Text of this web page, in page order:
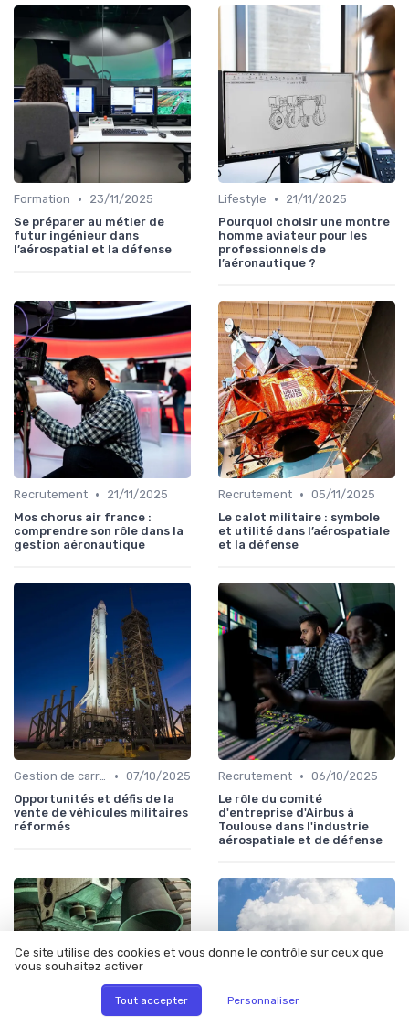
Formation •
23/11/2025
Se préparer au métier de
futur ingénieur dans
l’aérospatial et la défense
Lifestyle •
21/11/2025
Pourquoi choisir une montre
homme aviateur pour les
professionnels de
l’aéronautique ?
Recrutement •
21/11/2025
Mos chorus air france :
comprendre son rôle dans la
gestion aéronautique
Recrutement • 05/11/2025
Le calot militaire : symbole
et utilité dans l’aérospatiale
et la défense
Gestion de carrière • 07/10/2025
Opportunités et défis de la
vente de véhicules militaires
réformés
Recrutement • 06/10/2025
Le rôle du comité
d'entreprise d'Airbus à
Toulouse dans l'industrie
aérospatiale et de défense
Ce site utilise des cookies et vous donne le contrôle sur ceux que
vous souhaitez activer
Tout accepter Personnaliser